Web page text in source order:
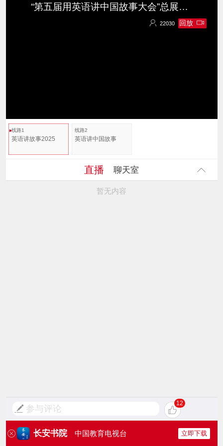
22030 回放
“第五届用英语讲中国故事大会”总展演及颁奖特别节目
线路1
英语讲故事2025
线路2
英语讲中国故事
直播 聊天室
暂无内容
参与评论
12
长安书院 中国教育电视台 立即下载